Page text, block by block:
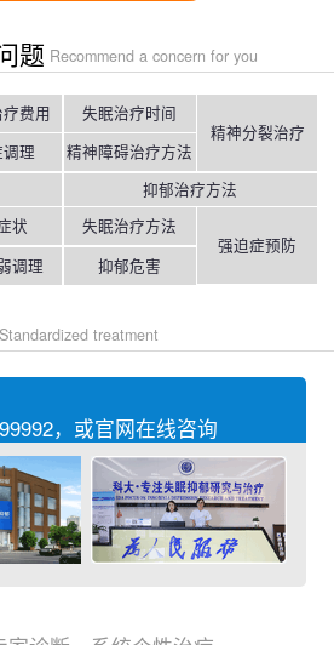
题 Recommend a concern for you
费用
理
失眠治疗时间
精神障碍治疗方法
精神分裂治疗
抑郁治疗方法
状
调理
失眠治疗方法
抑郁危害
强迫症预防
Standardized treatment
，或官网在线咨询